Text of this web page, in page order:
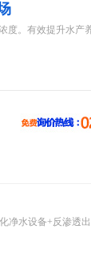
度。有效提升水产
净水设备+反渗透